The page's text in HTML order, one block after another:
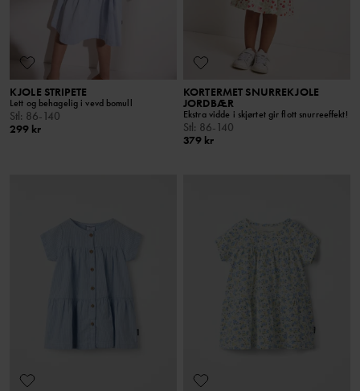
KJOLE STRIPETE
Lett og behagelig i vevd bomull
Stl: 86-140
299 kr
KORTERMET SNURREKJOLE
JORDBÆR
Ekstra vidde i skjørtet gir flott snurreeffekt!
Stl: 86-140
379 kr